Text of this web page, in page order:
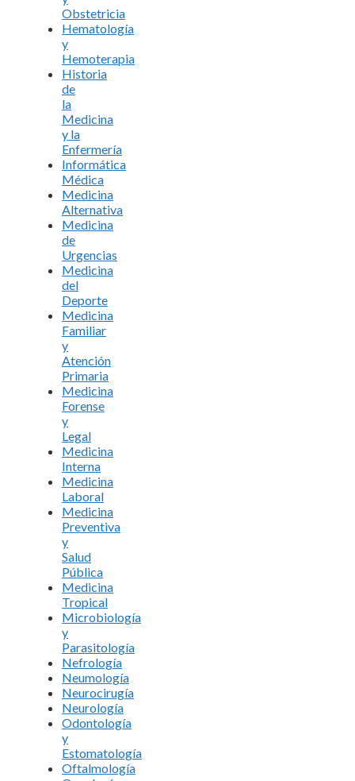
Obstetricia
Hematología
y
Hemoterapia
Historia
de
la
Medicina
y la
Enfermería
Informática
Médica
Medicina
Alternativa
Medicina
de
Urgencias
Medicina
del
Deporte
Medicina
Familiar
y
Atención
Primaria
Medicina
Forense
y
Legal
Medicina
Interna
Medicina
Laboral
Medicina
Preventiva
y
Salud
Pública
Medicina
Tropical
Microbiología
y
Parasitología
Nefrología
Neumología
Neurocirugía
Neurología
Odontología
y
Estomatología
Oftalmología